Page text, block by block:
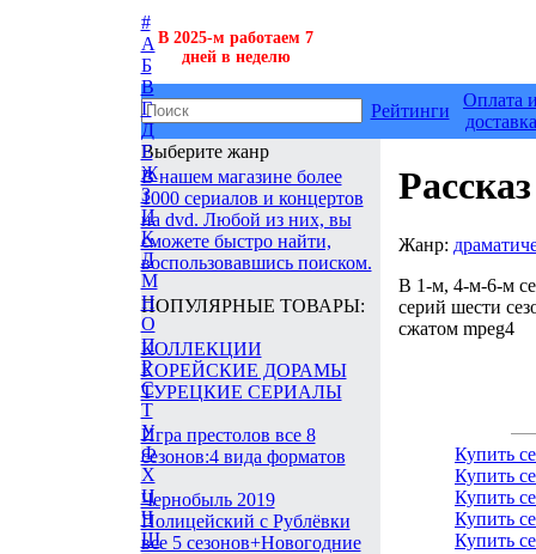
В 2025-м работаем 7
дней в неделю
Рейтинги
Оплата
доставка
Выберите жанр
#
А
Б
В
Г
Д
Е
Ж
З
И
К
Л
М
Н
О
П
Р
С
Т
У
Ф
Х
Ц
Ч
Ш
В нашем магазине более
1000 сериалов и концертов
на dvd. Любой из них, вы
сможете быстро найти,
воспользовавшись поиском.
ПОПУЛЯРНЫЕ ТОВАРЫ:
КОЛЛЕКЦИИ
КОРЕЙСКИЕ ДОРАМЫ
ТУРЕЦКИЕ СЕРИАЛЫ
Игра престолов все 8
сезонов:4 вида форматов
Чернобыль 2019
Полицейский с Рублёвки
все 5 сезонов+Новогодние
Жанр:
В 1-м, 4-м-6-м
серий шести
сжатом mpeg4
Купить
Купить
Купить
Купить
Купить